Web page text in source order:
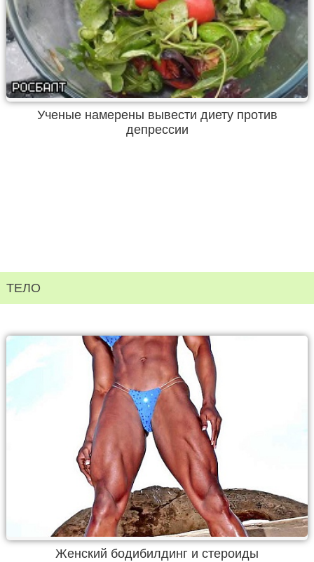
Ученые намерены вывести диету против
депрессии
ТЕЛО
Женский бодибилдинг и стероиды